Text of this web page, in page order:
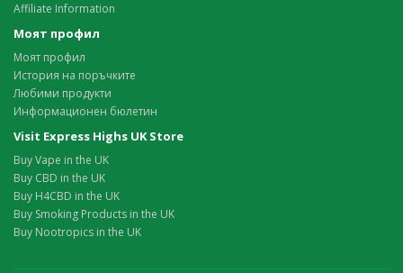
Affiliate Information
Моят профил
Моят профил
История на поръчките
Любими продукти
Информационен бюлетин
Visit Express Highs UK Store
Buy Vape in the UK
Buy CBD in the UK
Buy H4CBD in the UK
Buy Smoking Products in the UK
Buy Nootropics in the UK